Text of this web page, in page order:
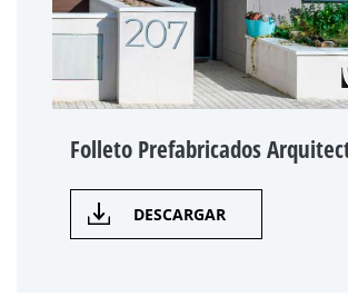
Folleto Prefabricados
DESCARGAR